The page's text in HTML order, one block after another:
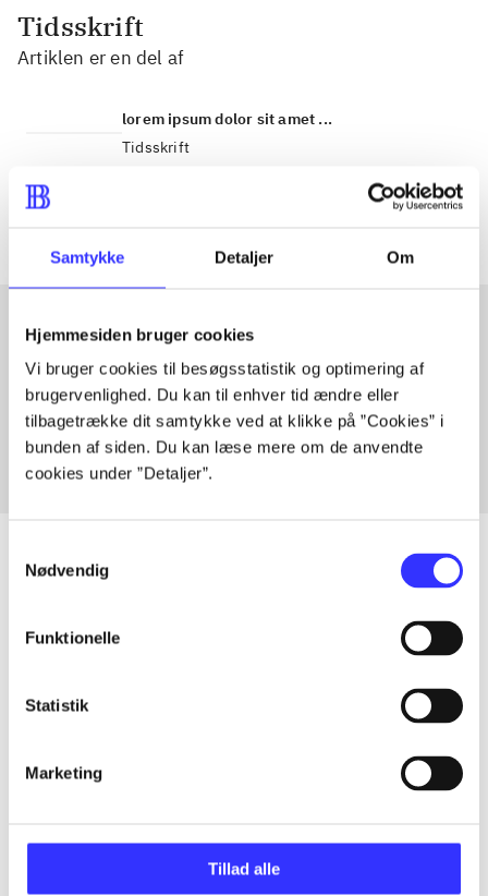
Samtykke Detaljer Om
Hjemmesiden bruger cookies
Vi bruger cookies til besøgsstatistik og optimering af
brugervenlighed. Du kan til enhver tid ændre eller
tilbagetrække dit samtykke ved at klikke på ”Cookies” i
bunden af siden. Du kan læse mere om de anvendte
cookies under ”Detaljer”.
Nødvendig
Funktionelle
Statistik
Marketing
Tillad alle
Tidsskrift
Artiklen er en del af
lorem ipsum dolor sit amet ...
Tidsskrift
Artiklerne i
Artikler med samme emner
Fra
Alle registrerede artikler fordelt på udgivelser
...
...